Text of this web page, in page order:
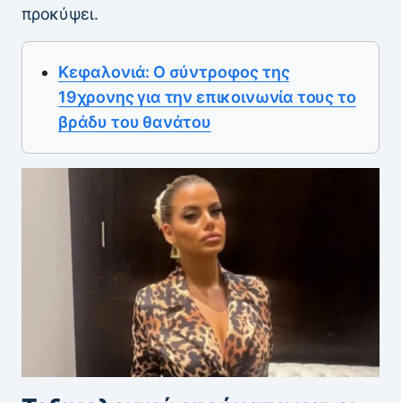
προκύψει.
Κεφαλονιά: Ο σύντροφος της
19χρονης για την επικοινωνία τους το
βράδυ του θανάτου